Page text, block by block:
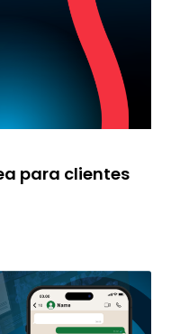
para clientes